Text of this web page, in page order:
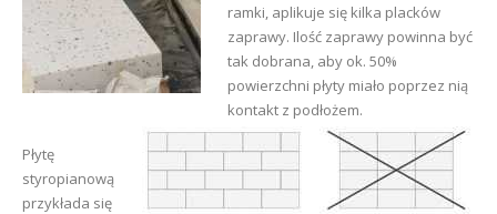
ramki, aplikuje się kilka placków
zaprawy. Ilość zaprawy powinna być
tak dobrana, aby ok. 50%
powierzchni płyty miało poprzez nią
kontakt z podłożem.
Płytę
styropianową
przykłada się